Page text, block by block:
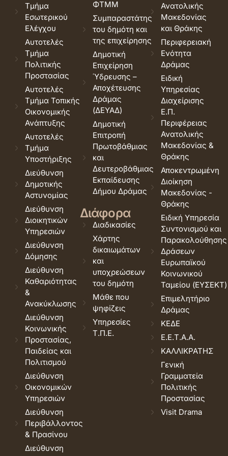
Τμήμα
Εσωτερικού
Ελέγχου
Αυτοτελές
Τμήμα
Πολιτικής
Προστασίας
Αυτοτελές
Τμήμα Τοπικής
Οικονομικής
Ανάπτυξης
Αυτοτελές
Τμήμα
Υποστήριξης
Διεύθυνση
Δημοτικής
Αστυνομίας
Διεύθυνση
Διοικητικών
Υπηρεσιών
Διεύθυνση
Δόμησης
Διεύθυνση
Καθαριότητας
&
Ανακύκλωσης
Διεύθυνση
Κοινωνικής
Προστασίας,
Παιδείας και
Πολιτισμού
Διεύθυνση
Οικονομικών
Υπηρεσιών
Διεύθυνση
Περιβάλλοντος
& Πρασίνου
Διεύθυνση
ΦΤΜΜ
Συμπαραστάτης
του δημότη και
της επιχείρησης
Δημοτική
Επιχείρηση
Ύδρευσης –
Αποχέτευσης
Δράμας
(ΔΕΥΑΔ)
Δημοτική
Επιτροπή
Πρωτοβάθμιας
και
Δευτεροβάθμιας
Εκπαίδευσης
Δήμου Δράμας
Διάφορα
Διαδικασίες
Χάρτης
δικαιωμάτων
και
υποχρεώσεων
του δημότη
Μάθε που
ψηφίζεις
Υπηρεσίες
Τ.Π.Ε.
Ανατολικής
Μακεδονίας
και Θράκης
Περιφερειακή
Ενότητα
Δράμας
Ειδική
Υπηρεσίας
Διαχείρισης
Ε.Π.
Περιφέρειας
Ανατολικής
Μακεδονίας &
Θράκης
Αποκεντρωμένη
Διοίκηση
Μακεδονίας -
Θράκης
Ειδική Υπηρεσία
Συντονισμού και
Παρακολούθησης
Δράσεων
Ευρωπαϊκού
Κοινωνικού
Ταμείου (ΕΥΣΕΚΤ)
Επιμελητήριο
Δράμας
ΚΕΔΕ
Ε.Ε.Τ.Α.Α.
ΚΑΛΛΙΚΡΑΤΗΣ
Γενική
Γραμματεία
Πολιτικής
Προστασίας
Visit Drama